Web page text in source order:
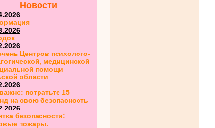
Новости
Центров психолого-
медицинской
помощи
области
потратьте 15
на свою безопасность
безопасности:
пожары.